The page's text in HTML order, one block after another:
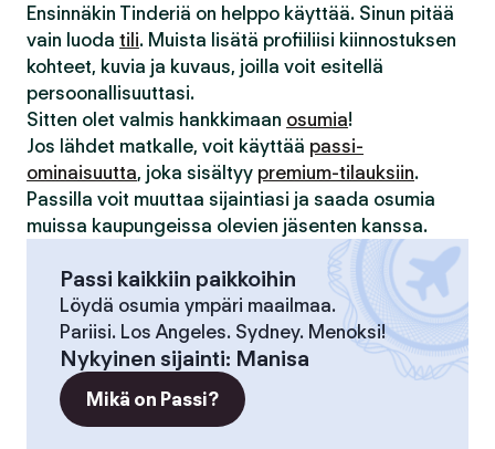
Ensinnäkin Tinderiä on helppo käyttää. Sinun pitää
vain luoda tili. Muista lisätä profiiliisi kiinnostuksen
kohteet, kuvia ja kuvaus, joilla voit esitellä
persoonallisuuttasi.
Sitten olet valmis hankkimaan osumia!
Jos lähdet matkalle, voit käyttää passi-
ominaisuutta, joka sisältyy premium-tilauksiin.
Passilla voit muuttaa sijaintiasi ja saada osumia
muissa kaupungeissa olevien jäsenten kanssa.
Passi kaikkiin paikkoihin
Löydä osumia ympäri maailmaa.
Pariisi. Los Angeles. Sydney. Menoksi!
Nykyinen sijainti: Manisa
Mikä on Passi?